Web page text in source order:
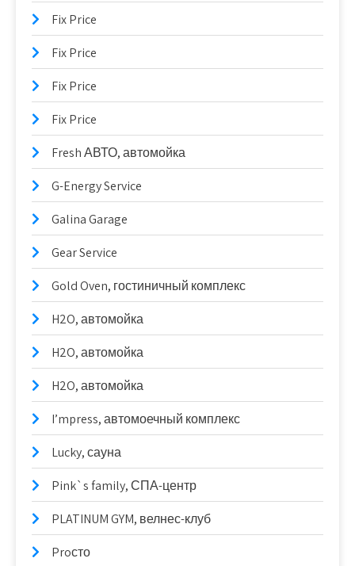
Fix Price
Fix Price
Fix Price
Fix Price
Fresh АВТО, автомойка
G-Energy Service
Galina Garage
Gear Service
Gold Oven, гостиничный комплекс
H2O, автомойка
H2O, автомойка
H2O, автомойка
I’mpress, автомоечный комплекс
Lucky, сауна
Pink`s family, СПА-центр
PLATINUM GYM, велнес-клуб
Proсто